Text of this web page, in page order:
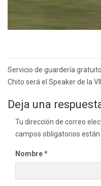
Navegación
de
Servicio de guardería gratuito
Chito será el Speaker de la
Deja una
Tu dirección de correo
campos obligatorios
Nombre*